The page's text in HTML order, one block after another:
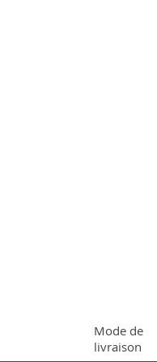
Mode de
livraison